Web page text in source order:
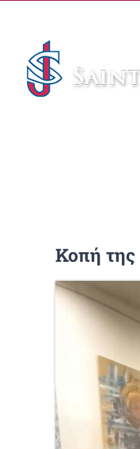
περιεχόμενο
Κοπή της